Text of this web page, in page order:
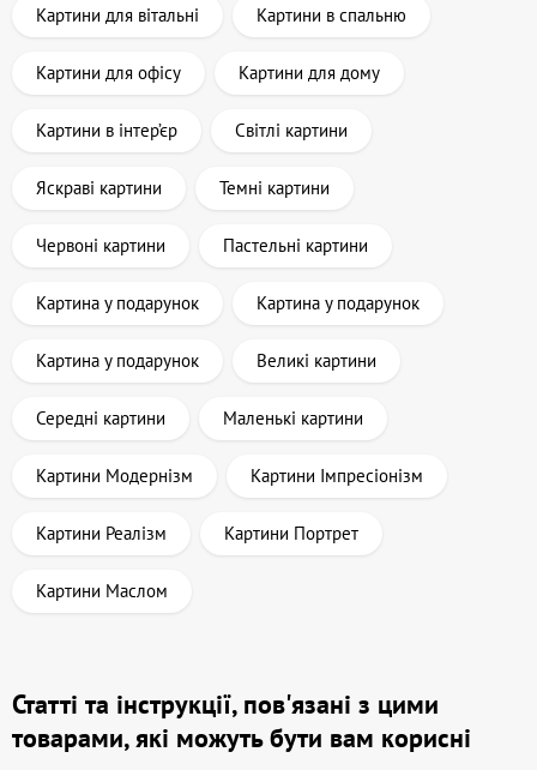
Картини для вітальні Картини в спальню
Картини для офісу Картини для дому
Картини в інтер’єр Світлі картини
Яскраві картини Темні картини
Червоні картини Пастельні картини
Картина у подарунок Картина у подарунок
Картина у подарунок Великі картини
Середні картини Маленькі картини
Картини Модернізм Картини Імпресіонізм
Картини Реалізм Картини Портрет
Картини Маслом
Статті та інструкції, пов'язані з цими
товарами, які можуть бути вам корисні